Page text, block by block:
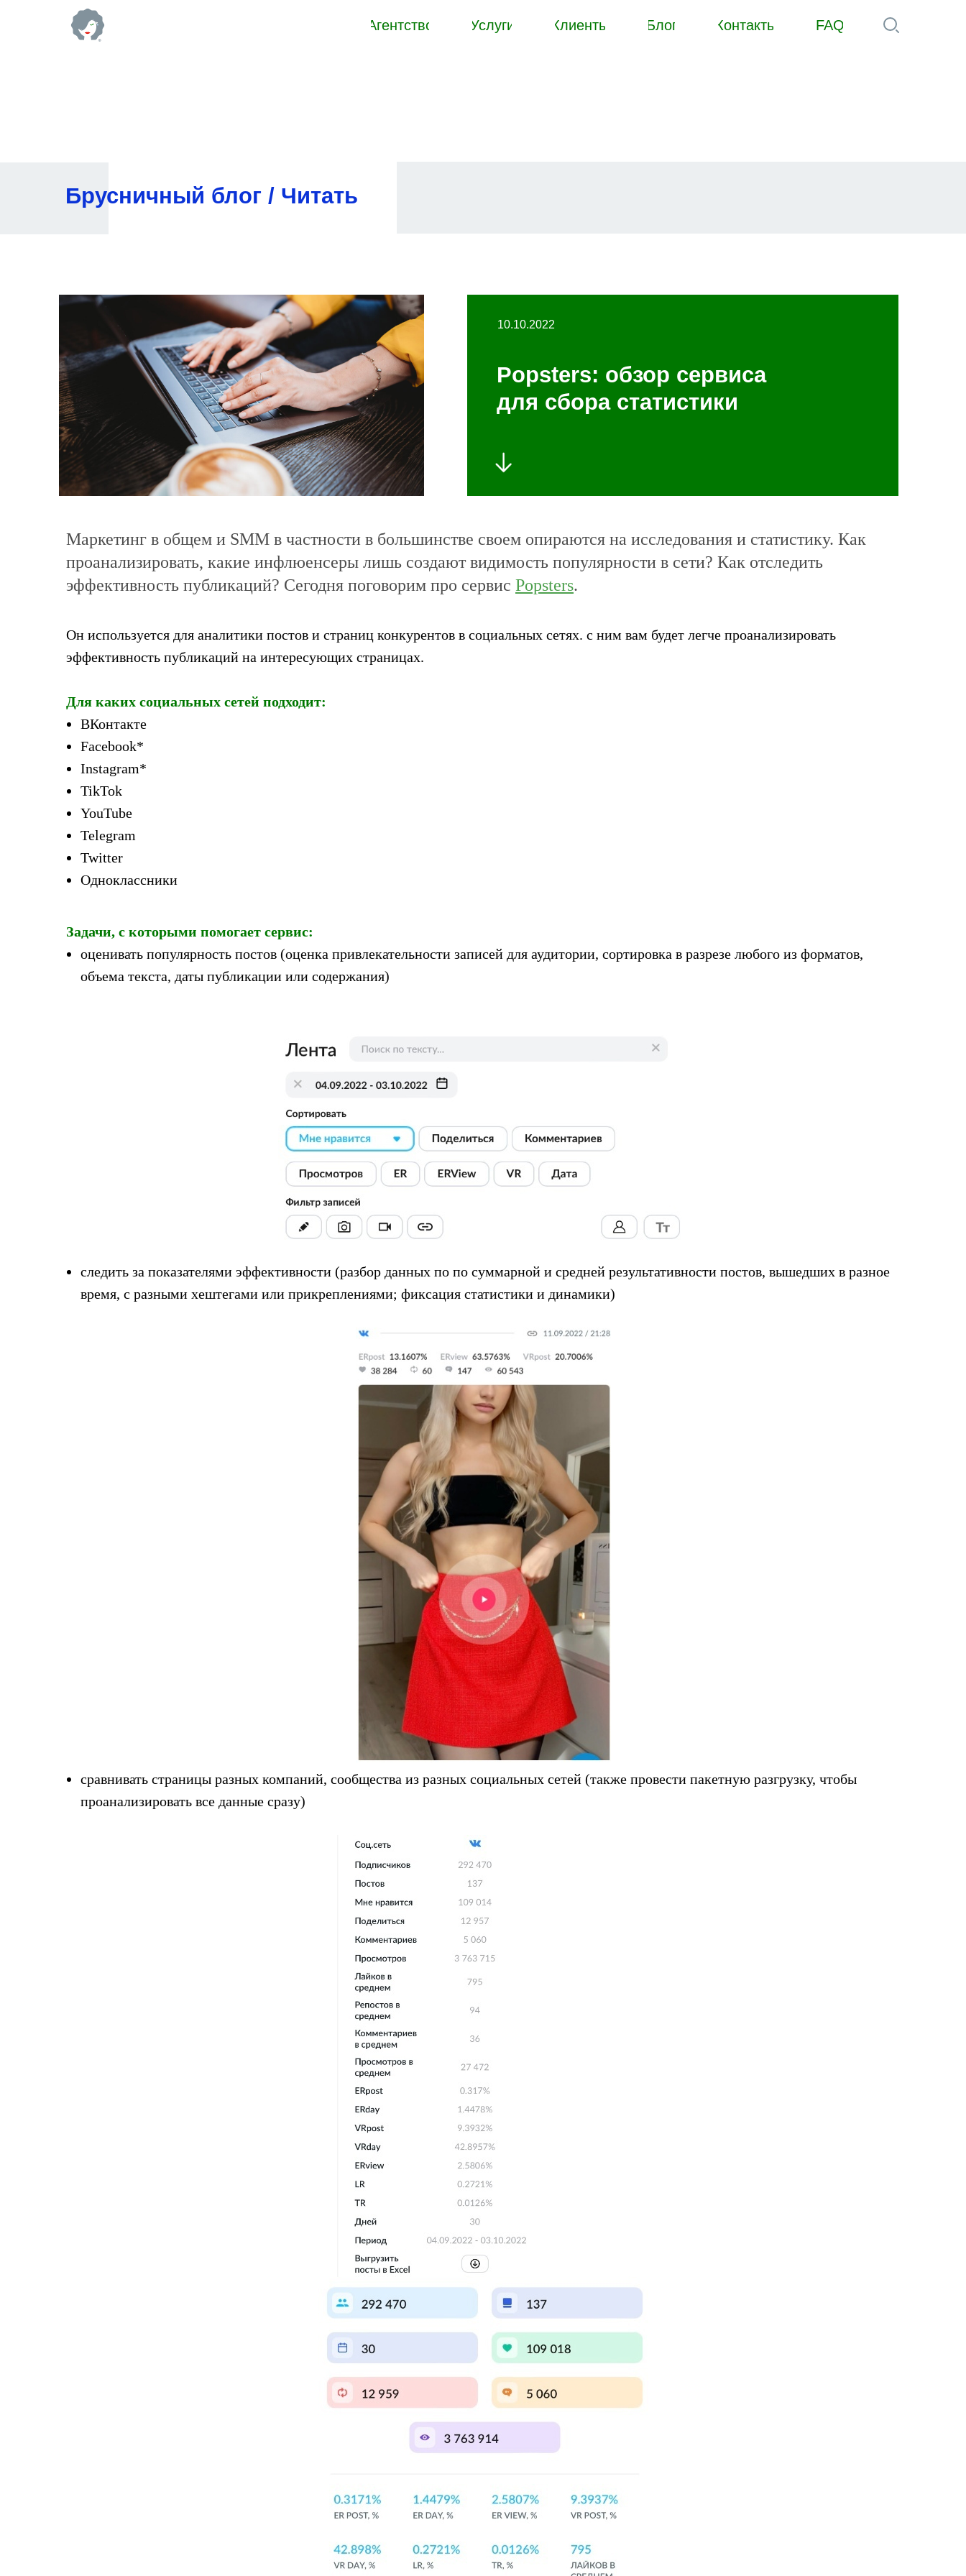
Агентство Услуги Клиенты Блог Контакты FAQ
Брусничный блог / Читать
Popsters: обзор сервиса
для сбора статистики
10.10.2022
Маркетинг в общем и SMM в частности в большинстве своем опираются на исследования и статистику. Как
проанализировать, какие инфлюенсеры лишь создают видимость популярности в сети? Как отследить
эффективность публикаций? Сегодня поговорим про сервис Popsters.
Он используется для аналитики постов и страниц конкурентов в социальных сетях. с ним вам будет легче проанализировать
эффективность публикаций на интересующих страницах.
Для каких социальных сетей подходит:
ВКонтакте
Facebook*
Instagram*
TikTok
YouTube
Telegram
Twitter
Одноклассники
Задачи, с которыми помогает сервис:
оценивать популярность постов (оценка привлекательности записей для аудитории, сортировка в разрезе любого из форматов,
объема текста, даты публикации или содержания)
следить за показателями эффективности (разбор данных по по суммарной и средней результативности постов, вышедших в разное
время, с разными хештегами или прикреплениями; фиксация статистики и динамики)
сравнивать страницы разных компаний, сообщества из разных социальных сетей (также провести пакетную разгрузку, чтобы
проанализировать все данные сразу)